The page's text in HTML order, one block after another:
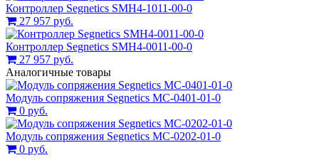
Контроллер Segnetics SMH4-1011-00-0
27 957 руб.
Контроллер Segnetics SMH4-0011-00-0
27 957 руб.
Аналогичные товары
Модуль сопряжения Segnetics MC-0401-01-0
0 руб.
Модуль сопряжения Segnetics MC-0202-01-0
0 руб.